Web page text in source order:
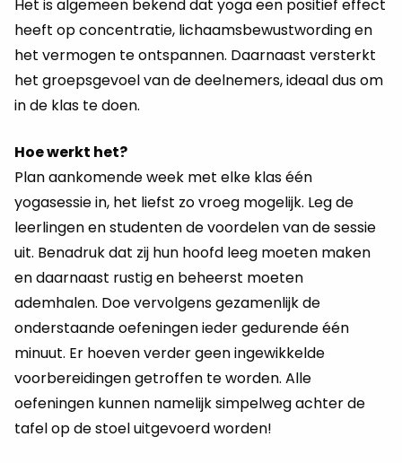
Het is algemeen bekend dat yoga een positief effect
heeft op concentratie, lichaamsbewustwording en
het vermogen te ontspannen. Daarnaast versterkt
het groepsgevoel van de deelnemers, ideaal dus om
in de klas te doen.
Hoe werkt het?
Plan aankomende week met elke klas één
yogasessie in, het liefst zo vroeg mogelijk. Leg de
leerlingen en studenten de voordelen van de sessie
uit. Benadruk dat zij hun hoofd leeg moeten maken
en daarnaast rustig en beheerst moeten
ademhalen. Doe vervolgens gezamenlijk de
onderstaande oefeningen ieder gedurende één
minuut. Er hoeven verder geen ingewikkelde
voorbereidingen getroffen te worden. Alle
oefeningen kunnen namelijk simpelweg achter de
tafel op de stoel uitgevoerd worden!